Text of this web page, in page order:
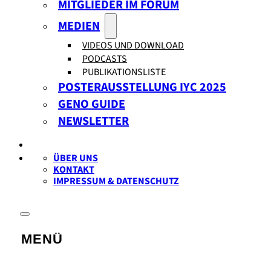
MITGLIEDER IM FORUM
MEDIEN
VIDEOS UND DOWNLOAD
PODCASTS
PUBLIKATIONSLISTE
POSTERAUSSTELLUNG IYC 2025
GENO GUIDE
NEWSLETTER
ÜBER UNS
KONTAKT
IMPRESSUM & DATENSCHUTZ